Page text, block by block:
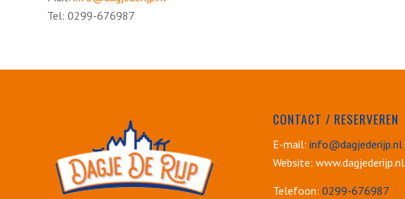
Tel: 0299-676987
CONTACT / RESERVEREN
E-mail: info@dagjederijp.nl
Website: www.dagjederijp.nl
Telefoon: 0299-676987